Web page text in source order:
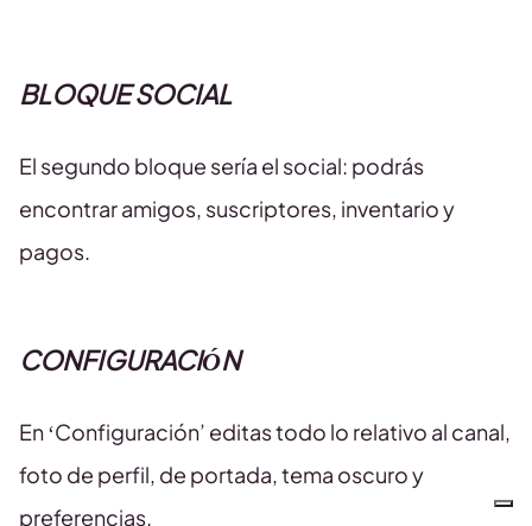
BLOQUE SOCIAL
El segundo bloque sería el social: podrás
encontrar amigos, suscriptores, inventario y
pagos.
CONFIGURACIÓN
En ‘Configuración’ editas todo lo relativo al canal,
foto de perfil, de portada, tema oscuro y
preferencias.